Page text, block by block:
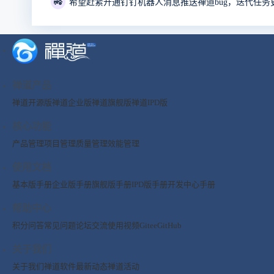
希望赶紧开通钉钉机器人消息推送禅道bug，迭代任务
禅道产品
禅道开源版禅道企业版禅道旗舰版禅道IPD版
核心功能
产品管理项目管理质量管理效能管理
使用文档
基本版手册企业版手册旗舰版手册IPD版手册开发中心手册
帮助中心
积分问答常见问题论坛交流使用视频GiteeGitHub
关于我们
关于我们禅道软件最新动态禅道活动